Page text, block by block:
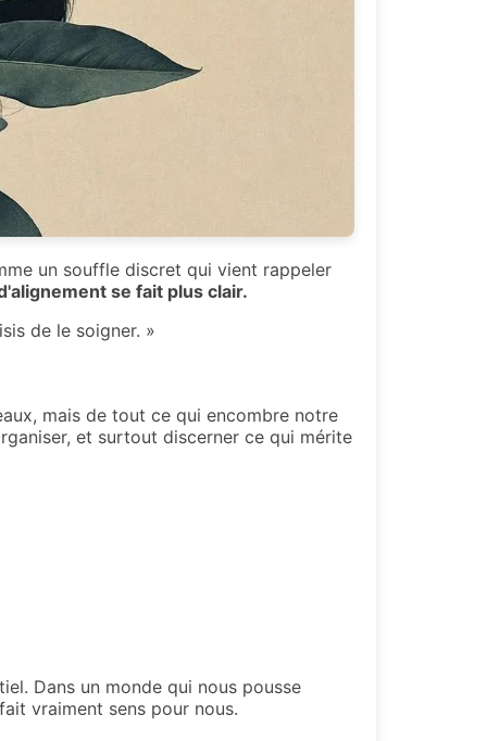
un souffle discret qui vient rappeler
se fait plus clair.
de le soigner. »
mais de tout ce qui encombre notre
et surtout discerner ce qui mérite
Dans un monde qui nous pousse
vraiment sens pour nous.